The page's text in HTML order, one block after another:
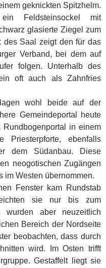
geknickten Spitzhelm.
Feldsteinsockel mit
glasierte Ziegel zum
des Saal zeigt den für das
Verband, bei dem auf
folgen. Unterhalb des
oft auch als Zahnfries
wohl beide auf der
Gemeindeportal heute
in einem
Priesterpforte, ebenfalls
dem Südanbau. Diese
neogotischen Zugängen
im Westen übernommen.
Fenster kam Rundstab
sie nur bis zum
wurden aber neuzeitlich
Bereich der Nordseite
beobachten, dass durch
wird. Im Osten trifft
Gestaffelt liegt sie